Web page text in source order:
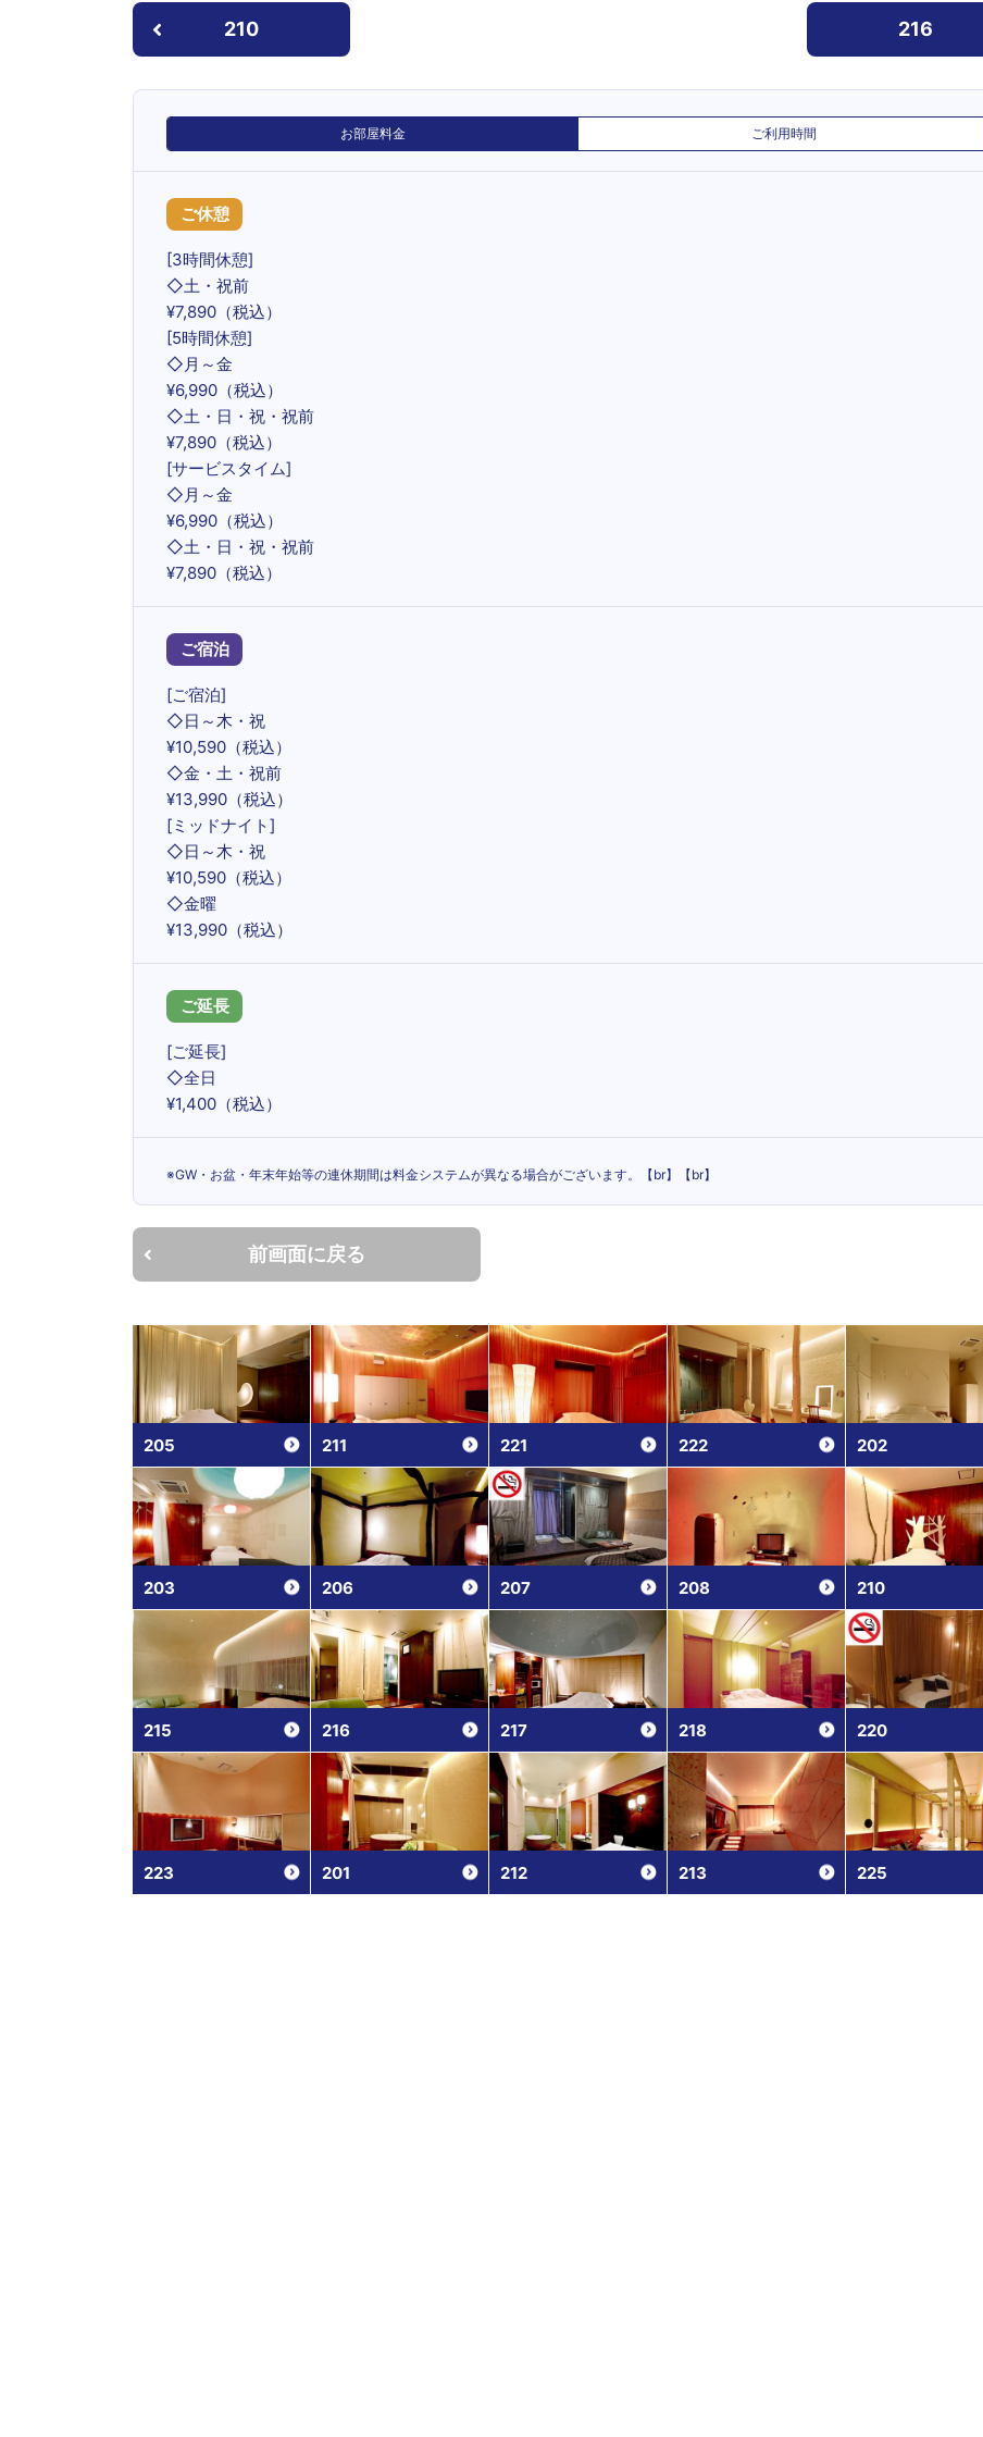
210 216
お部屋料金 ご利用時間
ご休憩
[3時間休憩]
◇土・祝前
¥7,890（税込）
[5時間休憩]
◇月～金
¥6,990（税込）
◇土・日・祝・祝前
¥7,890（税込）
[サービスタイム]
◇月～金
¥6,990（税込）
◇土・日・祝・祝前
¥7,890（税込）
ご宿泊
[ご宿泊]
◇日～木・祝
¥10,590（税込）
◇金・土・祝前
¥13,990（税込）
[ミッドナイト]
◇日～木・祝
¥10,590（税込）
◇金曜
¥13,990（税込）
ご延長
[ご延長]
◇全日
¥1,400（税込）
※GW・お盆・年末年始等の連休期間は料金システムが異なる場合がございます。【br】【br】
前画面に戻る
205 211 221 222 202
203 206 207 208 210
215 216 217 218 220
223 201 212 213 225